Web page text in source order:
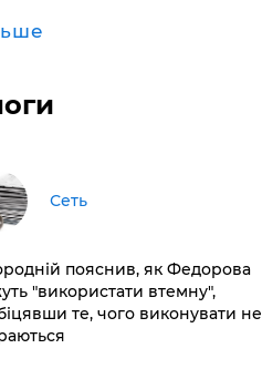
Сеть
пояснив, як Федорова
"використати втемну",
те, чого виконувати не